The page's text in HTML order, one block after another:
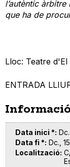
l’autèntic
que ha de
Lloc: Teatre d'El
ENTRADA
Data inici *
Data fi * Dc.,
Localització